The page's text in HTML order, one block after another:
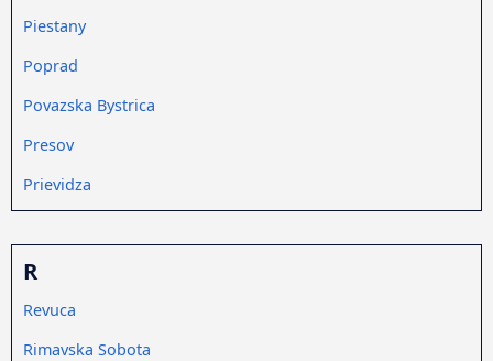
Piestany
Poprad
Povazska Bystrica
Presov
Prievidza
R
Revuca
Rimavska Sobota